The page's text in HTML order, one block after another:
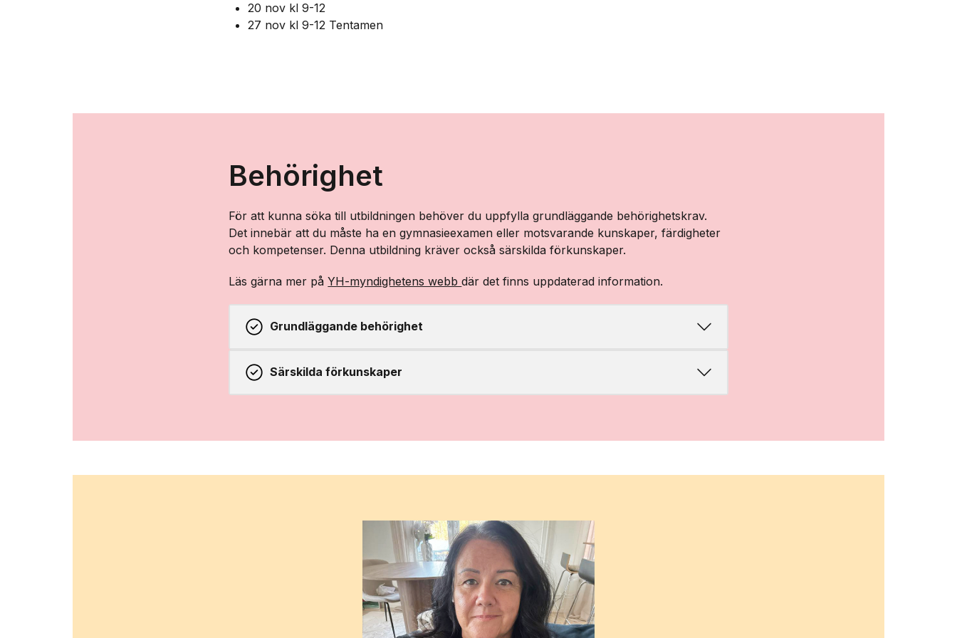
20 nov kl 9-12
27 nov kl 9-12 Tentamen
Behörighet
För att kunna söka till utbildningen behöver du uppfylla grundläggande behörighetskrav.
Det innebär att du måste ha en gymnasieexamen eller motsvarande kunskaper, färdigheter
och kompetenser. Denna utbildning kräver också särskilda förkunskaper.
Läs gärna mer påYH-myndighetens webbdär det finns uppdaterad information.
Grundläggande behörighet
Särskilda förkunskaper